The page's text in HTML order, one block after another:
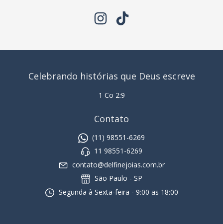
Celebrando histórias que Deus escreve
1 Co 2:9
Contato
(11) 98551-6269
11 98551-6269
contato@delfinejoias.com.br
São Paulo - SP
Segunda à Sexta-feira - 9:00 as 18:00